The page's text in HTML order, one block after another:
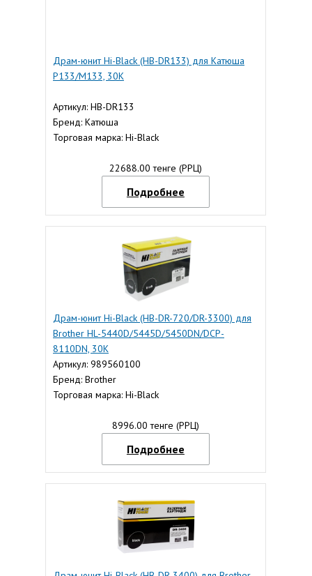
Драм-юнит Hi-Black (HB-DR133) для Катюша
P133/M133, 30K
Артикул: HB-DR133
Бренд: Катюша
Торговая марка: Hi-Black
22688.00 тенге (РРЦ)
Подробнее
Драм-юнит Hi-Black (HB-DR-720/DR-3300) для
Brother HL-5440D/5445D/5450DN/DCP-
8110DN, 30K
Артикул: 989560100
Бренд: Brother
Торговая марка: Hi-Black
8996.00 тенге (РРЦ)
Подробнее